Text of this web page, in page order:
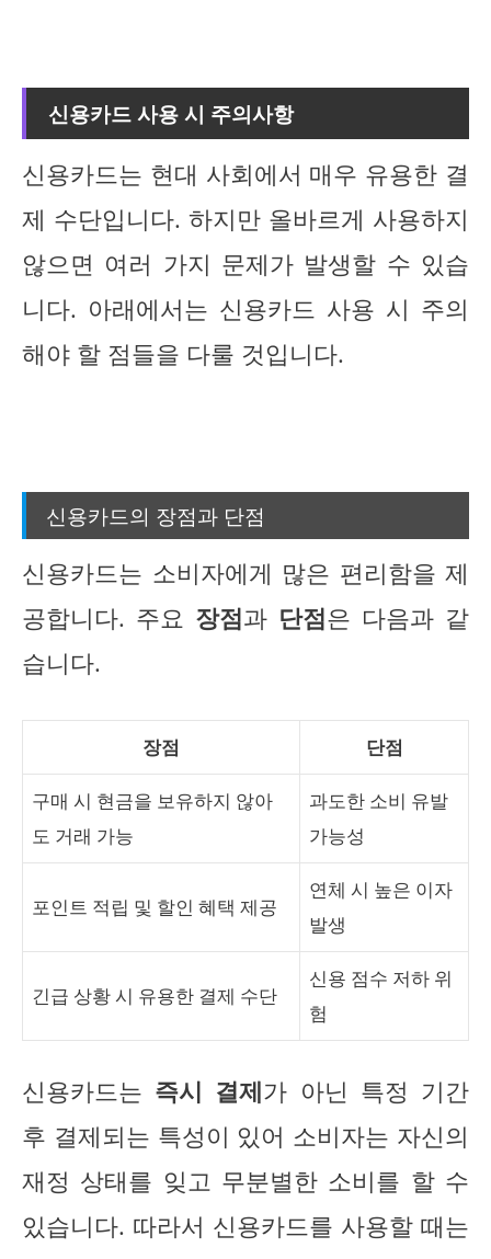
신용카드 사용 시 주의사항
신용카드는 현대 사회에서 매우 유용한 결
제 수단입니다. 하지만 올바르게 사용하지
않으면 여러 가지 문제가 발생할 수 있습
니다. 아래에서는 신용카드 사용 시 주의
해야 할 점들을 다룰 것입니다.
신용카드의 장점과 단점
신용카드는 소비자에게 많은 편리함을 제
공합니다. 주요 장점과 단점은 다음과 같
습니다.
장점 단점
구매 시 현금을 보유하지 않아
도 거래 가능
과도한 소비 유발
가능성
포인트 적립 및 할인 혜택 제공
연체 시 높은 이자
발생
긴급 상황 시 유용한 결제 수단
신용 점수 저하 위
험
신용카드는 즉시 결제가 아닌 특정 기간
후 결제되는 특성이 있어 소비자는 자신의
재정 상태를 잊고 무분별한 소비를 할 수
있습니다. 따라서 신용카드를 사용할 때는